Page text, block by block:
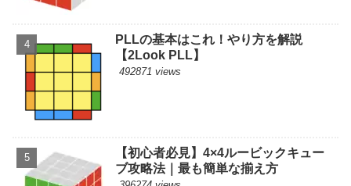
PLLの基本はこれ！やり方を解説
【2Look PLL】
492871 views
【初心者必見】4×4ルービックキュー
ブ攻略法｜最も簡単な揃え方